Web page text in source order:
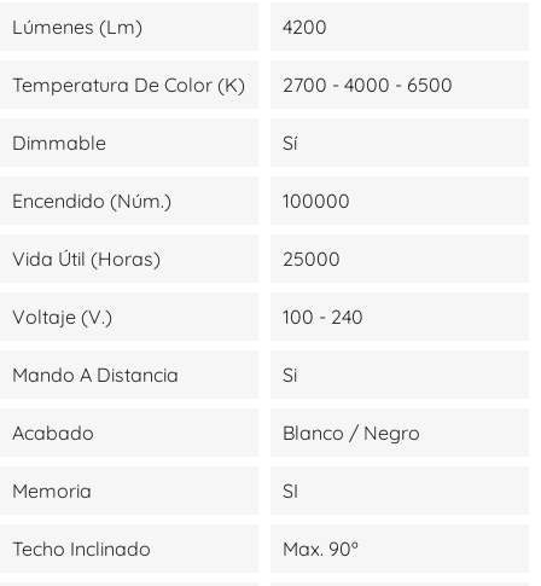
Lúmenes (lm) 4200
Temperatura De Color (K) 2700 - 4000 - 6500
Dimmable Sí
Encendido (Núm.) 100000
Vida Útil (Horas) 25000
Voltaje (V.) 100 - 240
Mando A Distancia Si
Acabado Blanco / Negro
Memoria SI
Techo Inclinado Max. 90º